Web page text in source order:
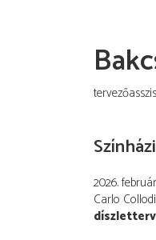
2026.
Carlo Collodi